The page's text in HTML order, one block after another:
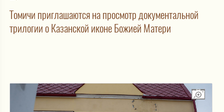
Томичи приглашаются на просмотр документальной
трилогии о Казанской иконе Божией Матери